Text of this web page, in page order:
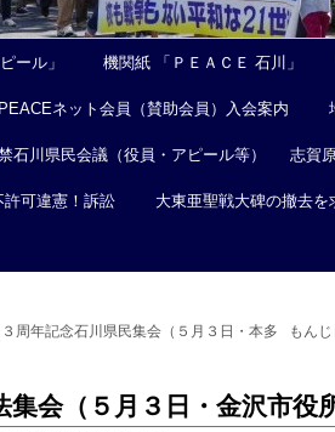
ール」 機関紙 「ＰＥＡＣＥ 石川」
ネット会員（賛助会員）入会案内
石川県民会議（役員・アピール等） 志賀
可違憲！訴訟 大東亜聖戦大碑の撤去を
周年記念石川県民集会（５月３日・本多
もん
集会（５月３日・金沢市役